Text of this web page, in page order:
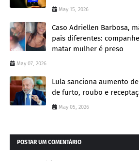
May 15, 2026
Caso Adriellen Barbosa,
pais diferentes:
matar mulher é preso
May 07, 2026
Lula sanciona aumento
de furto, roubo e
May 05, 2026
POSTAR UM COMENTÁRIO